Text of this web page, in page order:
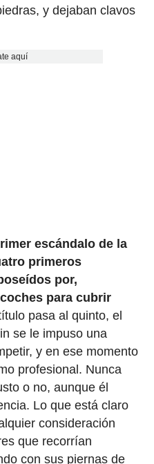
y dejaban clavos
aquí
escándalo de la
primeros
por,
para cubrir
pasa al quinto, el
se le impuso una
y en ese momento
profesional. Nunca
o no, aunque él
Lo que está claro
consideración
que recorrían
con sus piernas de